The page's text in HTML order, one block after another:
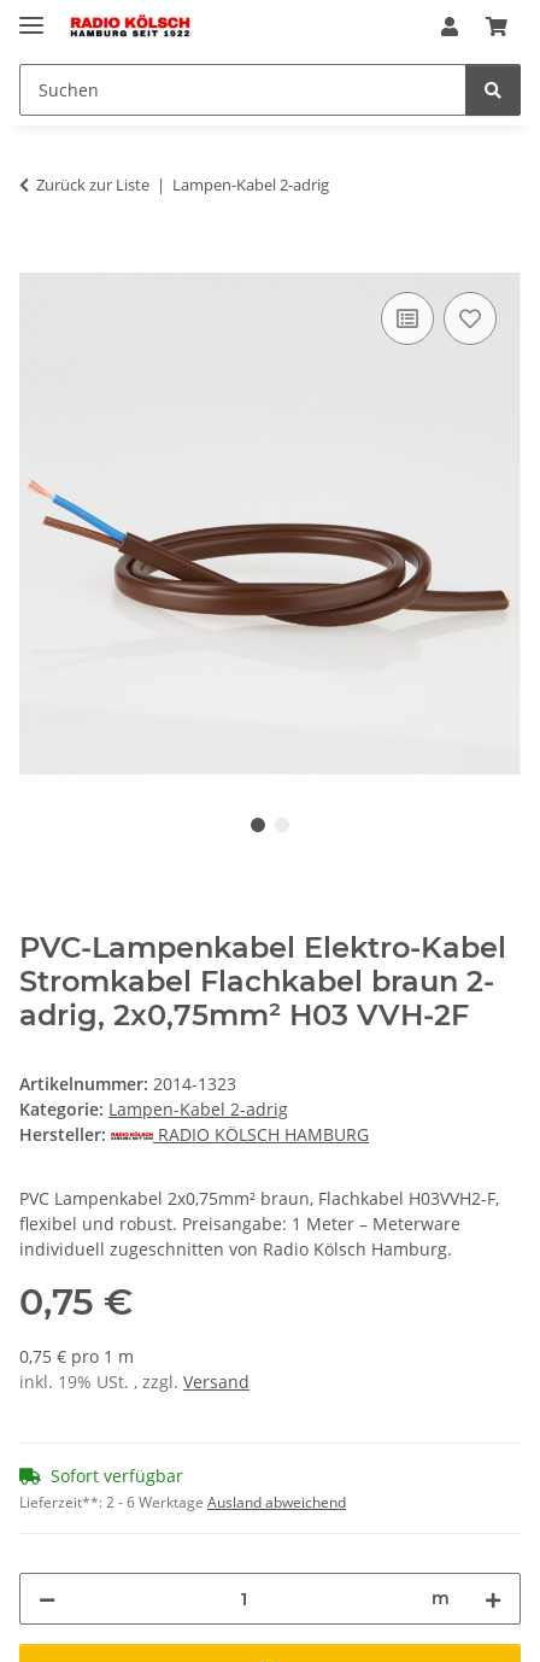
Zurück zur Liste Lampen-Kabel 2-adrig
PVC-Lampenkabel Elektro-Kabel
Stromkabel Flachkabel braun 2-
adrig, 2x0,75mm² H03 VVH-2F
Artikelnummer: 2014-1323
Kategorie: Lampen-Kabel 2-adrig
Hersteller:
RADIO KÖLSCH HAMBURG
PVC Lampenkabel 2x0,75mm² braun, Flachkabel H03VVH2-F,
flexibel und robust. Preisangabe: 1 Meter – Meterware
individuell zugeschnitten von Radio Kölsch Hamburg.
0,75 €
0,75 € pro 1 m
inkl. 19% USt. , zzgl. Versand
Sofort verfügbar
Lieferzeit**:2 - 6 Werktage Ausland abweichend
m